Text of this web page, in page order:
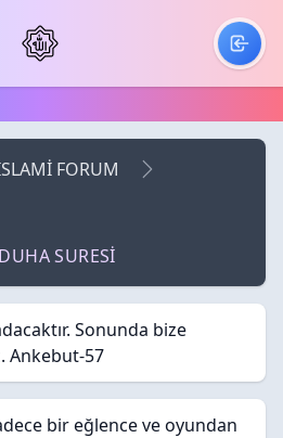
FORUM
SURESİ
Sonunda bize
Ankebut-57
bir eğlence ve oyundan